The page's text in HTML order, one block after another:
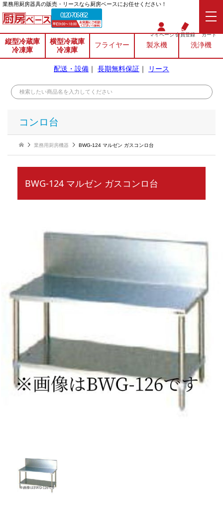
業務⽤厨房器具の販売・リースなら厨房ベースにお任せください！
0120-706-862
マイページ会員登録 カート
縦型冷蔵庫
冷凍庫
横型冷蔵庫
冷凍庫
フライヤー 製氷機 洗浄機
配送・設備 ｜ 長期無料保証 ｜ リース
コンロ台
業務用厨房機器 BWG-124 マルゼン ガスコンロ台
BWG-124 マルゼン ガスコンロ台